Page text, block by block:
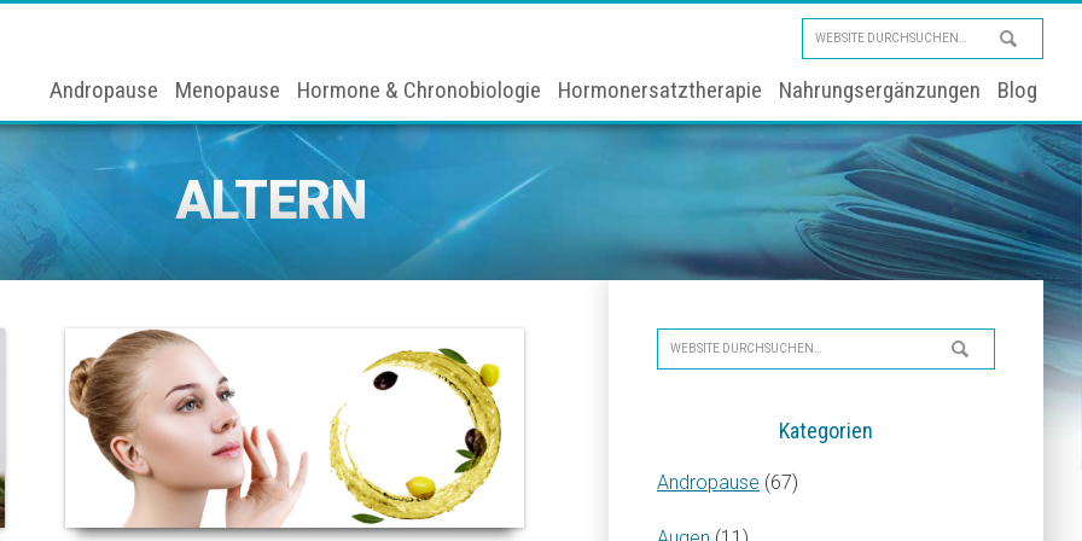
Website
durchsuchen…
Andropause Menopause Hormone & Chronobiologie Hormonersatztherapie Nahrungsergänzungen Blog
ALTERN
Seitenspalte
Website
durchsuchen…
Kategorien
Andropause (67)